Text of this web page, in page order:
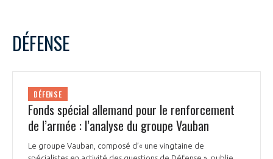
DÉFENSE
DÉFENSE
Fonds spécial allemand pour le renforcement
de l’armée : l’analyse du groupe Vauban
Le groupe Vauban, composé d’« une vingtaine de